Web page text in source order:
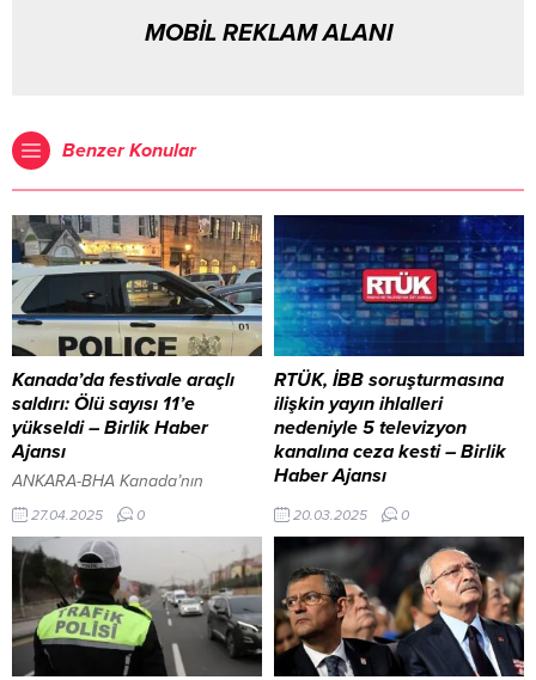
MOBİL REKLAM ALANI
Benzer Konular
Kanada’da festivale araçlı
saldırı: Ölü sayısı 11’e
yükseldi – Birlik Haber
Ajansı
ANKARA-BHA Kanada’nın
Vancouver kentinde düzenlenen
Lapu-Lapu Günü Festivali, trajik
bir olayla sarsıldı. Bir sürücünün
etkinlik alanındaki kalabalığın
arasına dalması sonucu hayatını
kaybedenlerin sayısı 11’e
yükseldi. Vancouver Emniyet
Müdürü Vekili Steve Rai, saldırıyı
27.04.2025 0
RTÜK, İBB soruşturmasına
ilişkin yayın ihlalleri
nedeniyle 5 televizyon
kanalına ceza kesti – Birlik
Haber Ajansı
ANKARA-BHA Radyo ve
Televizyon Üst Kurulu (RTÜK),
İstanbul Cumhuriyet
Başsavcılığınca İstanbul
Büyükşehir Belediyesi’ne yönelik
başlatılan soruşturma
kapsamında bazı televizyon
kanallarına üst sınırdan ceza
20.03.2025 0